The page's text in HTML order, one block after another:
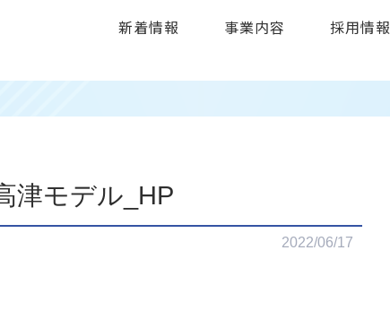
新着情報 事業内容 採用情報
津モデル_HP
2022/06/17